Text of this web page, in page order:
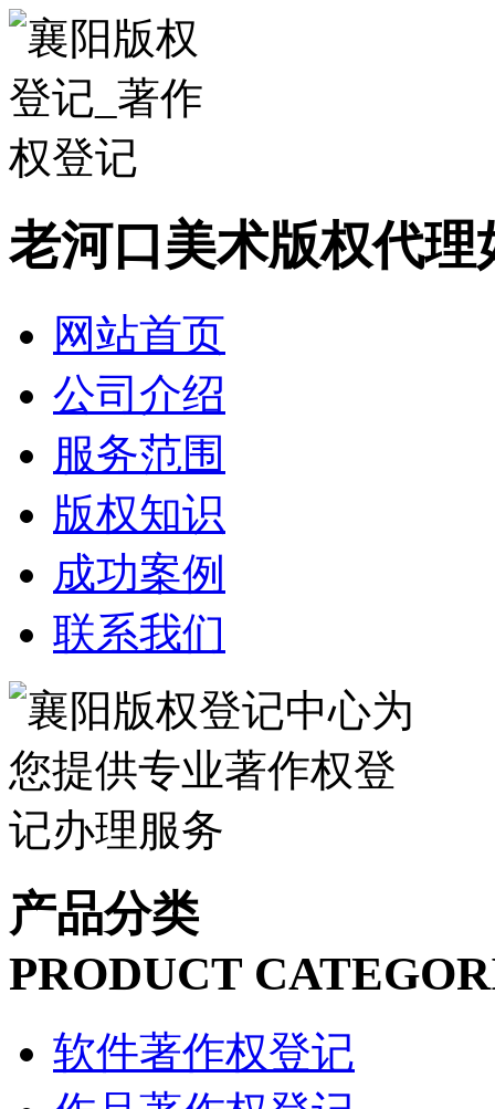
老河口美术版权代
网站首页
公司介绍
服务范围
版权知识
成功案例
联系我们
产品分类
PRODUCT
软件著作权登记